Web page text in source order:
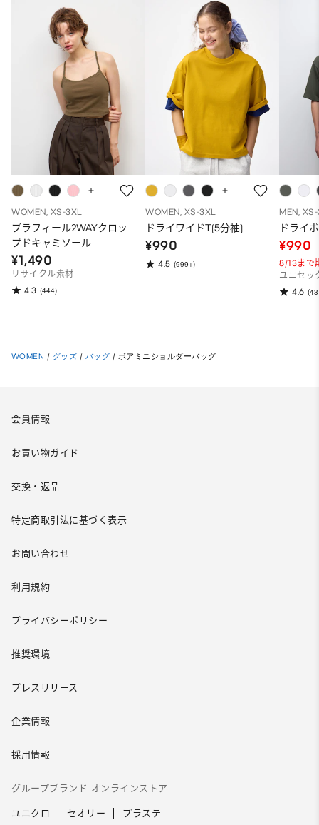
WOMEN, XS-3XL
ブラフィール2WAYクロッ
プドキャミソール
¥1,490
リサイクル素材
4.3 (444)
WOMEN, XS-3XL
ドライワイドT(5分袖)
¥990
4.5 (999+)
MEN,
ドライ
¥990
8/13まで
ユニセッ
4.6
WOMEN / グッズ / バッグ / ボアミニショルダーバッグ
会員情報
お買い物ガイド
交換・返品
特定商取引法に基づく表示
お問い合わせ
利用規約
プライバシーポリシー
推奨環境
プレスリリース
企業情報
採用情報
グループブランド オンラインストア
ユニクロ セオリー プラステ